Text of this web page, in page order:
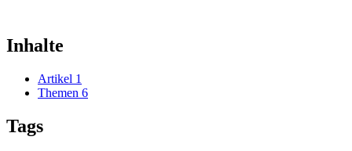
Inhalte
Artikel 1
Themen 6
Tags